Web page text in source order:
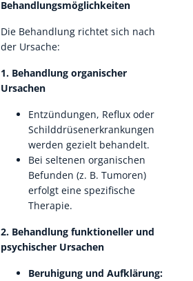
Behandlungsmöglichkeiten
Die Behandlung richtet sich nach
der Ursache:
1. Behandlung organischer
Ursachen
Entzündungen, Reflux oder
Schilddrüsenerkrankungen
werden gezielt behandelt.
Bei seltenen organischen
Befunden (z. B. Tumoren)
erfolgt eine spezifische
Therapie.
2. Behandlung funktioneller und
psychischer Ursachen
Beruhigung und Aufklärung: